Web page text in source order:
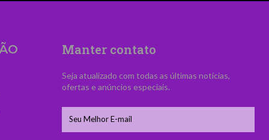
Manter contato
Seja atualizado com todas as últimas notícias,
ofertas e anúncios especiais.